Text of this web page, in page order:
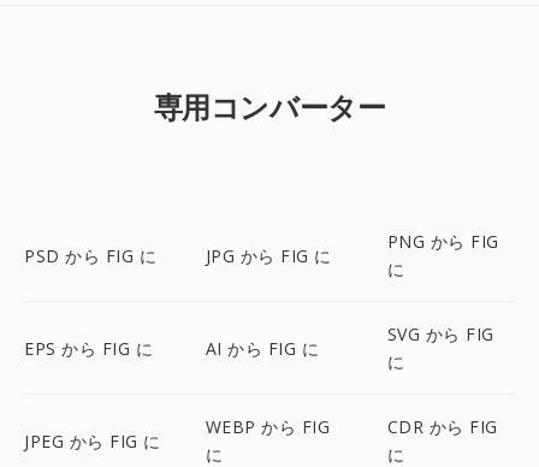
専用コンバーター
PSD から FIG に JPG から FIG に
PNG から FIG
に
EPS から FIG に AI から FIG に
SVG から FIG
に
JPEG から FIG に
WEBP から FIG
に
CDR から FIG
に